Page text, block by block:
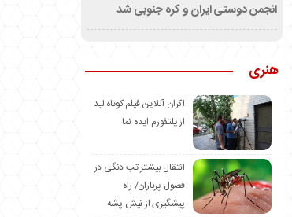
انجمن دوستی ایران و کره جنوبی شد
هنری
اکران آنلاین فیلم کوتاه لید
از پلتفورم ایده نما
انتقال بیشتر تب دنگی در
فصول پرباران/ راه
پیشگیری از نیش پشه